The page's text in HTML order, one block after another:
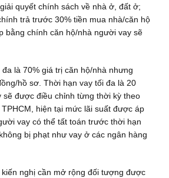
quyết chính sách về nhà ở, đất ở;
trả trước 30% tiền mua nhà/căn hộ
bằng chính căn hộ/nhà người vay sẽ
là 70% giá trị căn hộ/nhà nhưng
hồ sơ. Thời hạn vay tối đa là 20
sẽ được điều chỉnh từng thời kỳ theo
hiện tại mức lãi suất được áp
vay có thể tất toán trước thời hạn
bị phạt như vay ở các ngân hàng
nghị cần mở rộng đối tượng được